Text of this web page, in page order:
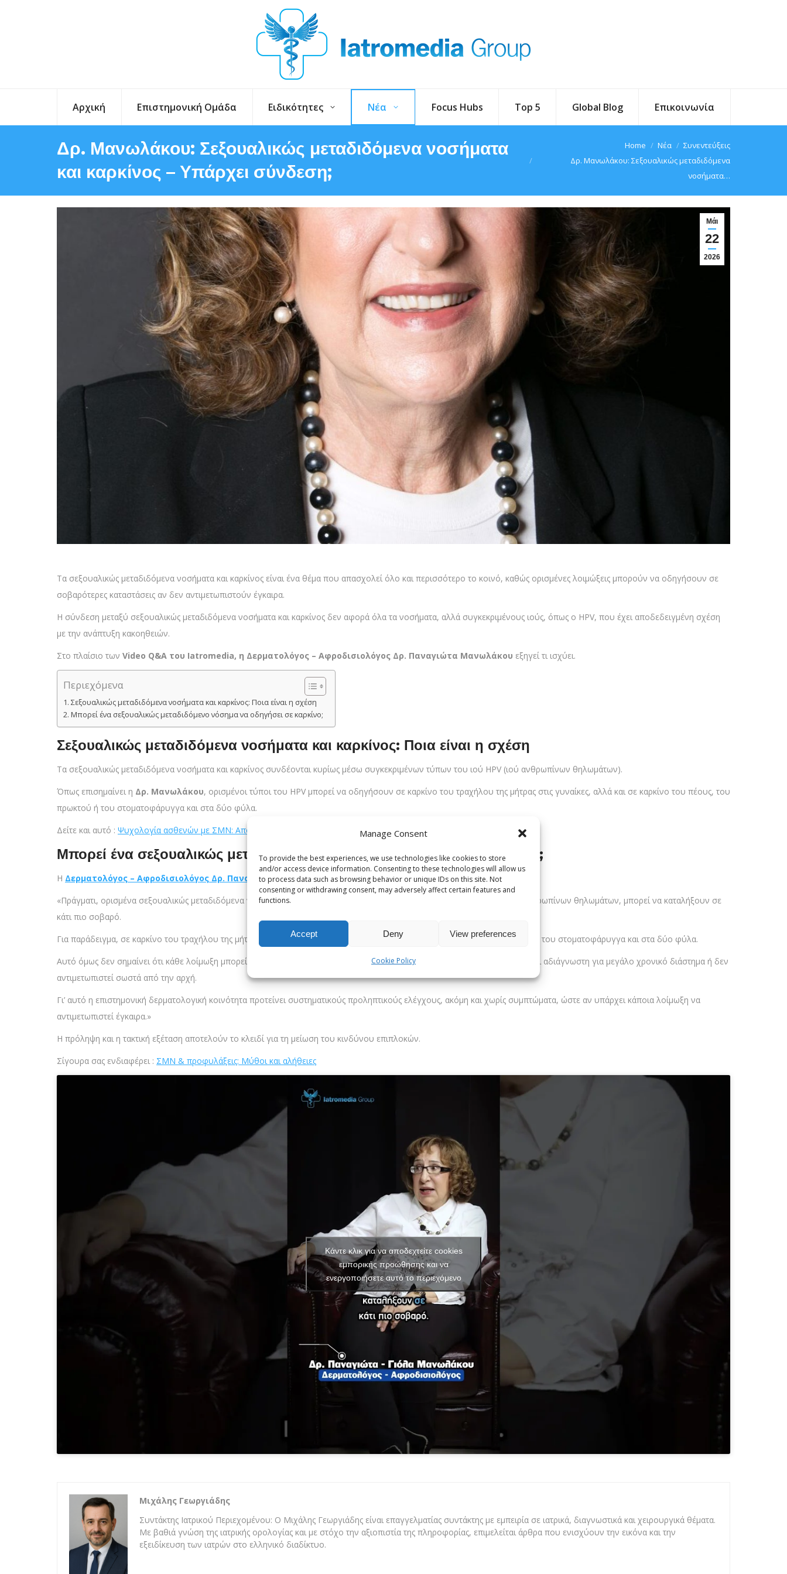
Manage Consent
To provide the best experiences, we use technologies like cookies to store
and/or access device information. Consenting to these technologies will allow us
to process data such as browsing behavior or unique IDs on this site. Not
consenting or withdrawing consent, may adversely affect certain features and
functions.
Accept Deny View preferences
Cookie Policy
Αρχική Επιστημονική Ομάδα Ειδικότητες Νέα Focus Hubs Top 5 Global Blog Επικοινωνία
Δρ. Μανωλάκου: Σεξουαλικώς μεταδιδόμενα νοσήματα
και καρκίνος – Υπάρχει σύνδεση;
Home Νέα
Συνεντεύξεις
Δρ. Μανωλάκου: Σεξουαλικώς μεταδιδόμενα
νοσήματα…
Μάι
22
2026
Τα σεξουαλικώς μεταδιδόμενα νοσήματα και καρκίνος είναι ένα θέμα που απασχολεί όλο και περισσότερο το κοινό, καθώς ορισμένες λοιμώξεις μπορούν να οδηγήσουν σε
σοβαρότερες καταστάσεις αν δεν αντιμετωπιστούν έγκαιρα.
Η σύνδεση μεταξύ σεξουαλικώς μεταδιδόμενα νοσήματα και καρκίνος δεν αφορά όλα τα νοσήματα, αλλά συγκεκριμένους ιούς, όπως ο HPV, που έχει αποδεδειγμένη σχέση
με την ανάπτυξη κακοηθειών.
Στο πλαίσιο των Video Q&A του Iatromedia, η Δερματολόγος – Αφροδισιολόγος Δρ. Παναγιώτα Μανωλάκου εξηγεί τι ισχύει.
Περιεχόμενα
Σεξουαλικώς μεταδιδόμενα νοσήματα και καρκίνος: Ποια είναι η σχέση
Μπορεί ένα σεξουαλικώς μεταδιδόμενο νόσημα να οδηγήσει σε καρκίνο;
Σεξουαλικώς μεταδιδόμενα νοσήματα και καρκίνος: Ποια είναι η σχέση
Τα σεξουαλικώς μεταδιδόμενα νοσήματα και καρκίνος συνδέονται κυρίως μέσω συγκεκριμένων τύπων του ιού HPV (ιού ανθρωπίνων θηλωμάτων).
Όπως επισημαίνει η Δρ. Μανωλάκου, ορισμένοι τύποι του HPV μπορεί να οδηγήσουν σε καρκίνο του τραχήλου της μήτρας στις γυναίκες, αλλά και σε καρκίνο του πέους, του
πρωκτού ή του στοματοφάρυγγα και στα δύο φύλα.
Δείτε και αυτό : Ψυχολογία ασθενών με ΣΜΝ: Από τον φόβο στην αποδοχή και την υποστήριξη
Μπορεί ένα σεξουαλικώς μεταδιδόμενο νόσημα να οδηγήσει σε καρκίνο;
Η Δερματολόγος – Αφροδισιολόγος Δρ. Παναγιώτα Μανωλάκουαπαντά:
«Πράγματι, ορισμένα σεξουαλικώς μεταδιδόμενα νοσήματα και συγκεκριμένα συγκεκριμένοι τύποι του HPV, του ιού των ανθρωπίνων θηλωμάτων, μπορεί να καταλήξουν σε
κάτι πιο σοβαρό.
Για παράδειγμα, σε καρκίνο του τραχήλου της μήτρας στις γυναίκες, καρκίνο του πέους στους άνδρες, καρκίνο του πρωκτού ή του στοματοφάρυγγα και στα δύο φύλα.
Αυτό όμως δεν σημαίνει ότι κάθε λοίμωξη μπορεί να καταλήξει σε καρκίνο. Ο κίνδυνος αυξάνεται όταν μια λοίμωξη παραμένει αδιάγνωστη για μεγάλο χρονικό διάστημα ή δεν
αντιμετωπιστεί σωστά από την αρχή.
Γι’ αυτό η επιστημονική δερματολογική κοινότητα προτείνει συστηματικούς προληπτικούς ελέγχους, ακόμη και χωρίς συμπτώματα, ώστε αν υπάρχει κάποια λοίμωξη να
αντιμετωπιστεί έγκαιρα.»
Η πρόληψη και η τακτική εξέταση αποτελούν το κλειδί για τη μείωση του κινδύνου επιπλοκών.
Σίγουρα σας ενδιαφέρει : ΣΜΝ & προφυλάξεις: Μύθοι και αλήθειες
Κάντε κλικ για να αποδεχτείτε cookies
εμπορικής προώθησης και να
ενεργοποιήσετε αυτό το περιεχόμενο
Μιχάλης Γεωργιάδης
Συντάκτης Ιατρικού Περιεχομένου: Ο Μιχάλης Γεωργιάδης είναι επαγγελματίας συντάκτης με εμπειρία σε ιατρικά, διαγνωστικά και χειρουργικά θέματα.
Με βαθιά γνώση της ιατρικής ορολογίας και με στόχο την αξιοπιστία της πληροφορίας, επιμελείται άρθρα που ενισχύουν την εικόνα και την
εξειδίκευση των ιατρών στο ελληνικό διαδίκτυο.